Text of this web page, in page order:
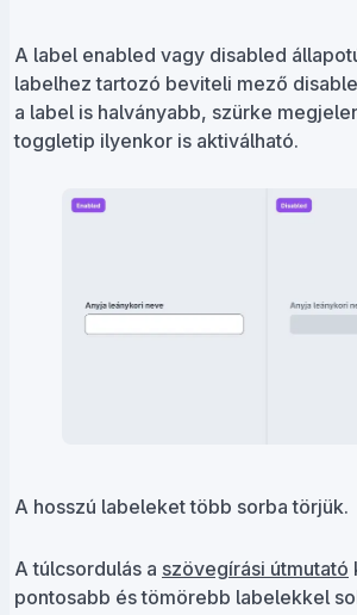
A label enabled vagy disabled
labelhez tartozó beviteli mező
a label is halványabb, szürke
toggletip ilyenkor is aktiválható.
A hosszú labeleket több sorba törjük.
A túlcsordulás a szövegírási útmutató
pontosabb és tömörebb labelekkel